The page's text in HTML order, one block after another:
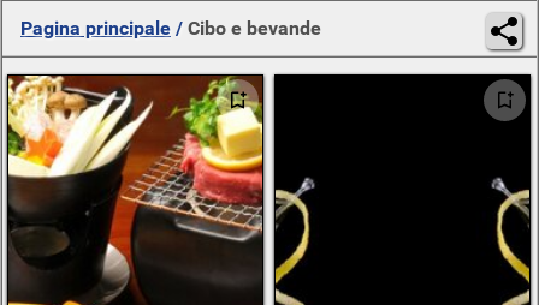
Pagina principale / Cibo e bevande